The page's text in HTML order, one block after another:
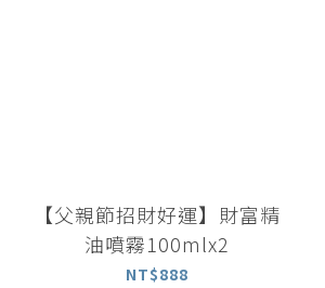
【父親節招財好運】財富精
油噴霧100mlx2
NT$888